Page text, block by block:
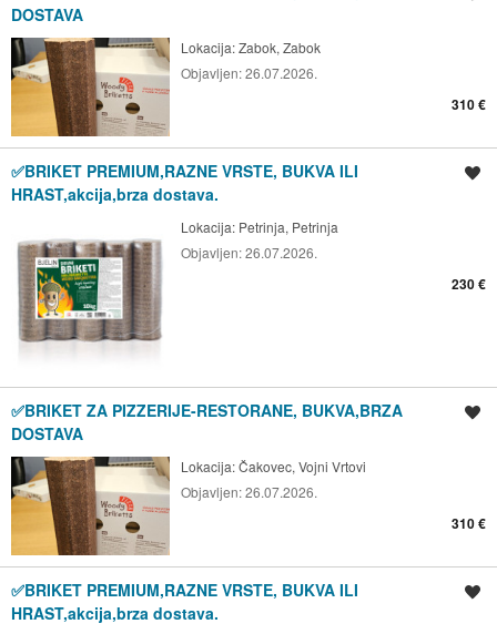
DOSTAVA
Lokacija:Zabok, Zabok
Objavljen:26.07.2026.
310 €
✅BRIKET PREMIUM,RAZNE VRSTE, BUKVA ILI
HRAST,akcija,brza dostava.
Lokacija: Petrinja, Petrinja
Objavljen:26.07.2026.
230 €
✅BRIKET ZA PIZZERIJE-RESTORANE, BUKVA,BRZA
DOSTAVA
Lokacija:Čakovec, Vojni Vrtovi
Objavljen:26.07.2026.
310 €
✅BRIKET PREMIUM,RAZNE VRSTE, BUKVA ILI
HRAST,akcija,brza dostava.